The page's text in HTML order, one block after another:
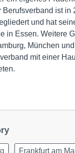
Berufsverband ist in
und hat
in Essen. Weitere
München
mit einer
Frankfurt am